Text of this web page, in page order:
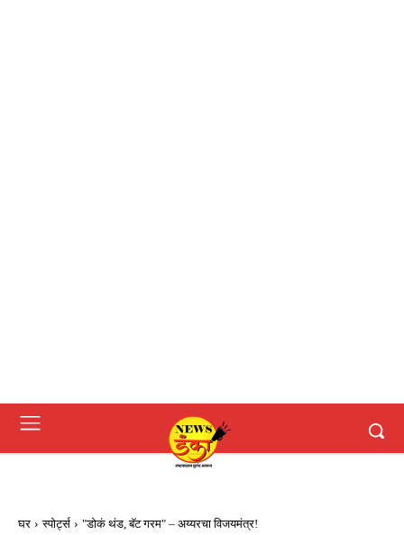
घर स्पोर्ट्स "डोकं थंड, बॅट गरम" – अय्यरचा विजयमंत्र!